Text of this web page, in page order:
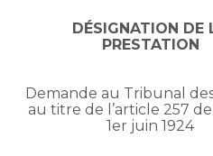
DÉSIGNATION DE
PRESTATION
Demande au Tribunal
au titre de l’article 257
1er juin 1924